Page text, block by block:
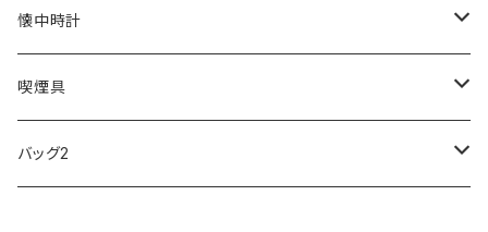
SKAGEN
FOOTBALL WATCHES
ARCA FUTURA
COACH
BVLGARI
VANQUISH
DANIEL WELLINGTON
SWAROVSKI
VIVIENNE WESTWOOD
MONTBLANC
Fashion Accessory Cllection
ISLAND
GULLWING
LESPORTSAC
PRADA
MONDAINE
MAWA
その他
CROSS
MONTBLANC
SWAROVSKI
CASIO
AMOS
OMMIX
COACH
CREATE
TORAY
OMRON
懐中時計
MONDAINE
喫煙具
ZIPPO
バッグ2